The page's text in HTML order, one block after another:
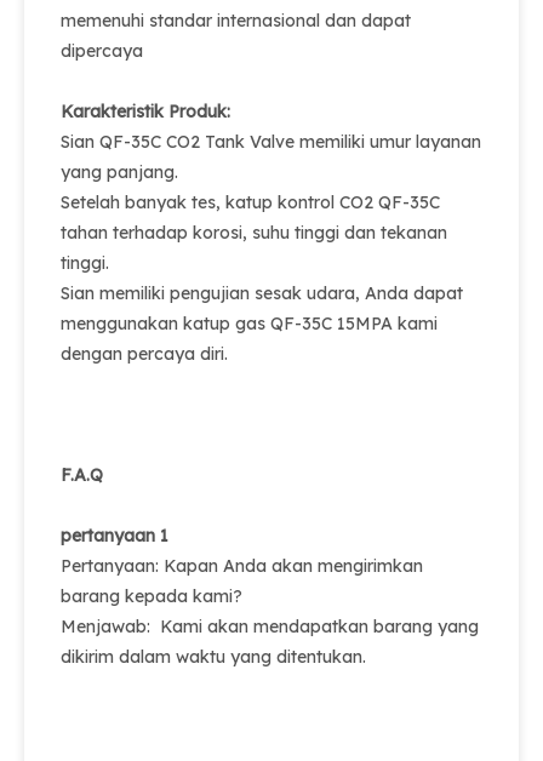
memenuhi standar internasional dan dapat
dipercaya
Karakteristik Produk:
Sian QF-35C CO2 Tank Valve memiliki umur layanan
yang panjang.
Setelah banyak tes, katup kontrol CO2 QF-35C
tahan terhadap korosi, suhu tinggi dan tekanan
tinggi.
Sian memiliki pengujian sesak udara, Anda dapat
menggunakan katup gas QF-35C 15MPA kami
dengan percaya diri.
F.A.Q
pertanyaan 1
Pertanyaan: Kapan Anda akan mengirimkan
barang kepada kami?
Menjawab: Kami akan mendapatkan barang yang
dikirim dalam waktu yang ditentukan.